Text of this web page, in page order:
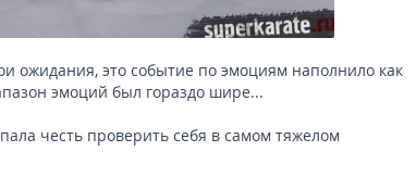
ожидания, это событие по эмоциям наполнило как
эмоций был гораздо шире...
честь проверить себя в самом тяжелом
RCC Kyokushin Fight 5